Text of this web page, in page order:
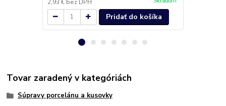
2,93 € bez DPH
Pridať do košíka
Tovar zaradený v kategóriách
Súpravy porcelánu a kusovky